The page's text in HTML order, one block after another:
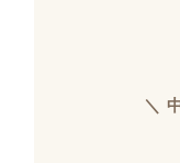
＼